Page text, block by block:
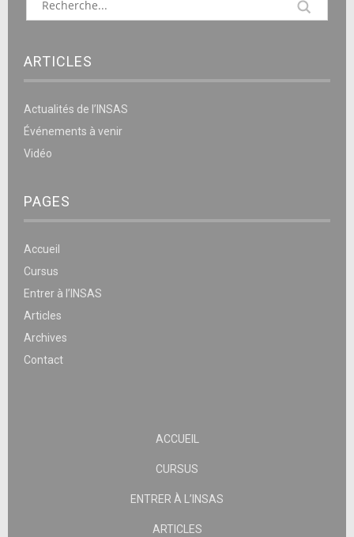
ARTICLES
Actualités de l’INSAS
Événements à venir
Vidéo
PAGES
Accueil
Cursus
Entrer à l’INSAS
Articles
Archives
Contact
ACCUEIL
CURSUS
ENTRER À L’INSAS
ARTICLES